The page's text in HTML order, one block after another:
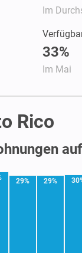
Im
33%
Im Mai
Rico
29% 29%